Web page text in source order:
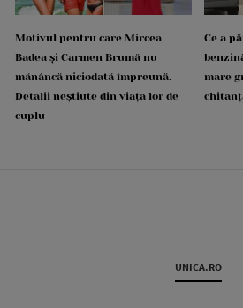
Motivul pentru care Mircea
Badea și Carmen Brumă nu
mănâncă niciodată împreună.
Detalii neștiute din viața lor de
cuplu
Ce a
mare
UNICA.RO